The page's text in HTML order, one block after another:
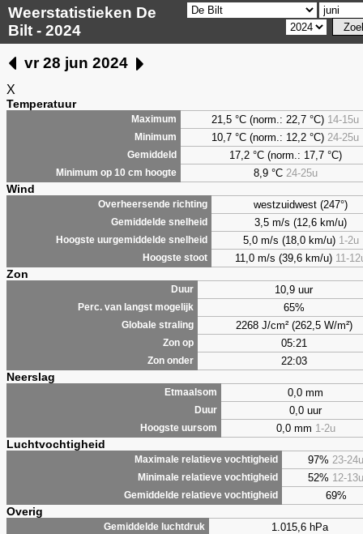
Weerstatistieken De
Bilt - 2024
vr 28 jun 2024
X
Temperatuur
Maximum 21,5 °C (norm.: 22,7 °C) 14-15u
Minimum 10,7 °C (norm.: 12,2 °C) 24-25u
Gemiddeld 17,2 °C (norm.: 17,7 °C)
Minimum op 10 cm hoogte 8,9°C 24-25u
Wind
Overheersende richting westzuidwest (247°)
Gemiddelde snelheid 3,5 m/s (12,6 km/u)
Hoogste uurgemiddelde snelheid 5,0 m/s (18,0 km/u) 1-2u
Hoogste stoot 11,0 m/s (39,6 km/u) 11-
Zon
Duur 10,9 uur
Perc. van langst mogelijk 65%
Globale straling 2268 J/cm² (262,5 W/m²)
Zon op 05:21
Zon onder 22:03
Neerslag
Etmaalsom 0,0 mm
Duur 0,0 uur
Hoogste uursom 0,0 mm 1-2u
Luchtvochtigheid
Maximale relatieve vochtigheid 97% 23-24u
Minimale relatieve vochtigheid 52% 12-13u
Gemiddelde relatieve vochtigheid 69%
Overig
Gemiddelde luchtdruk 1.015,6 hPa